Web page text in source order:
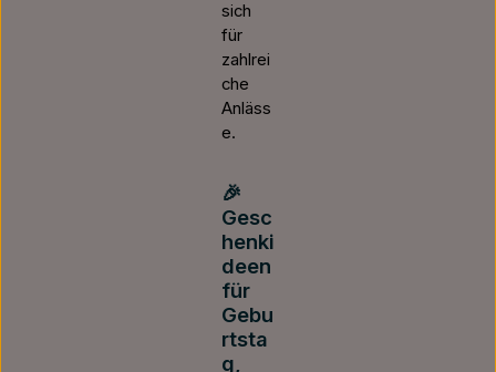
sich
für
zahlrei
che
Anläss
e.
🎉
Gesc
henki
deen
für
Gebu
rtsta
g,